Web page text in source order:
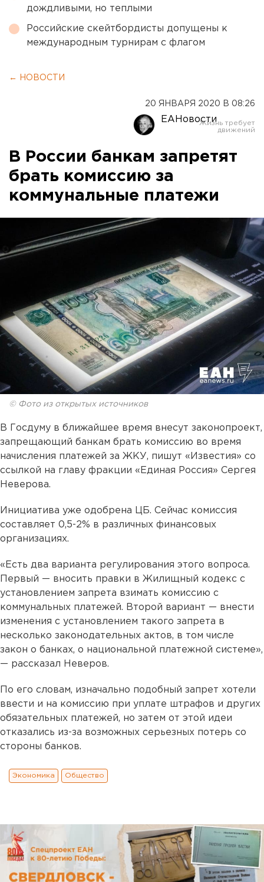
дождливыми, но теплыми
Российские скейтбордисты допущены к
международным турнирам с флагом
← НОВОСТИ
20 ЯНВАРЯ 2020 В 08:26
ЕАНовости
В России банкам запретят
брать комиссию за
коммунальные платежи
© Фото из открытых источников
В Госдуму в ближайшее время внесут законопроект,
запрещающий банкам брать комиссию во время
начисления платежей за ЖКУ, пишут «Известия» со
ссылкой на главу фракции «Единая Россия» Сергея
Неверова.
Инициатива уже одобрена ЦБ. Сейчас комиссия
составляет 0,5-2% в различных финансовых
организациях.
«Есть два варианта регулирования этого вопроса.
Первый — вносить правки в Жилищный кодекс с
установлением запрета взимать комиссию с
коммунальных платежей. Второй вариант — внести
изменения с установлением такого запрета в
несколько законодательных актов, в том числе
закон о банках, о национальной платежной системе»,
— рассказал Неверов.
По его словам, изначально подобный запрет хотели
ввести и на комиссию при уплате штрафов и других
обязательных платежей, но затем от этой идеи
отказались из-за возможных серьезных потерь со
стороны банков.
Экономика Общество